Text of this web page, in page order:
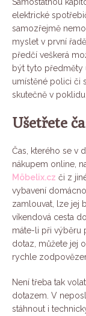
elektrické
samozřejmě
myslet v první
předčí veškerá
být tyto předměty
umístěné polici či
skutečně v poklidu
Ušetřete
Čas, kterého se v
nákupem online,
Möbelix.cz či z
vybavení
zamlouvat, lze jej
víkendová cesta
máte-li při výběru
dotaz, můžete jej
rychle
Není třeba tak
dotazem. V
stáhnout i